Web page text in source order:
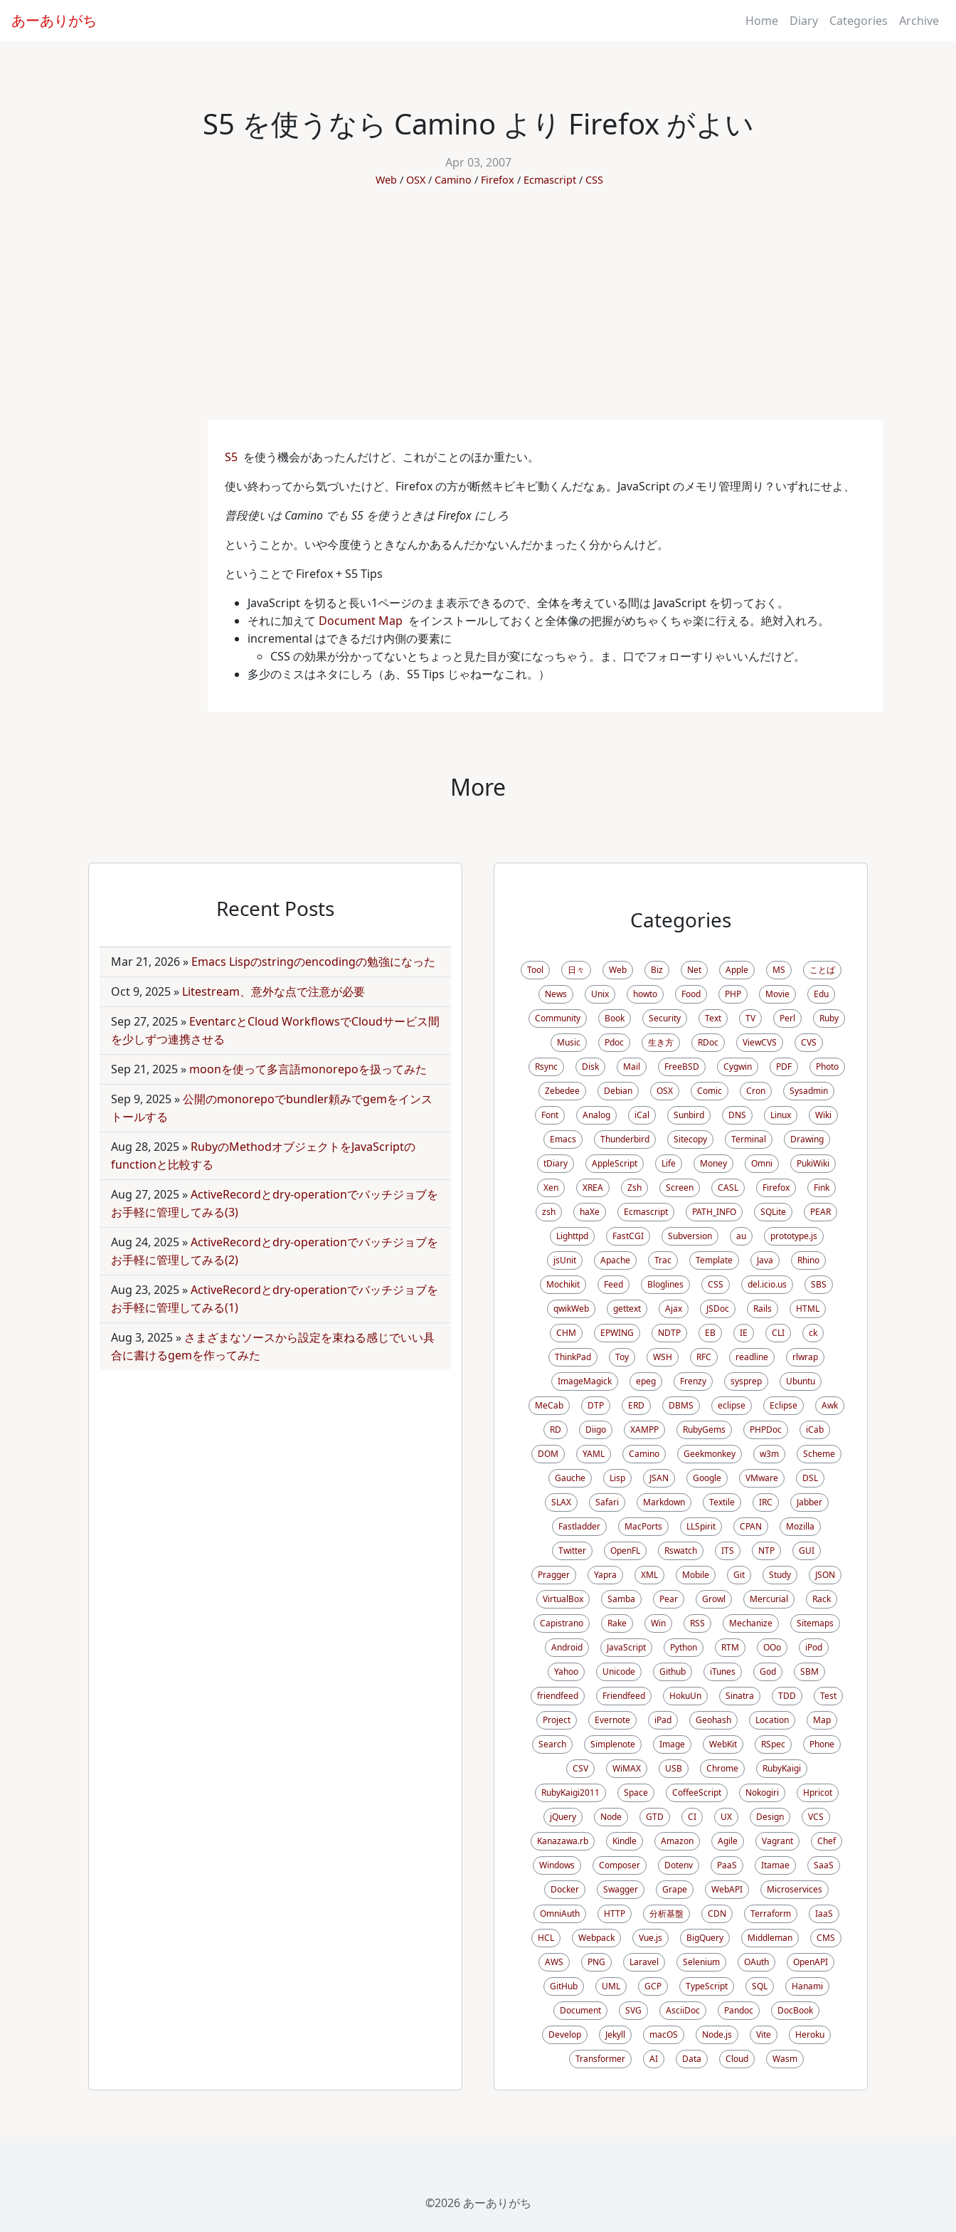
あーありがち Home Diary Categories Archive
S5 を使うなら Camino より Firefox がよい
Apr 03, 2007
Web OSX Camino Firefox Ecmascript CSS
S5 を使う機会があったんだけど、これがことのほか重たい。
使い終わってから気づいたけど、Firefox の方が断然キビキビ動くんだなぁ。JavaScript のメモリ管理周り？いずれにせよ、
普段使いは Camino でも S5 を使うときは Firefox にしろ
ということか。いや今度使うときなんかあるんだかないんだかまったく分からんけど。
ということで Firefox + S5 Tips
JavaScript を切ると長い1ページのまま表示できるので、全体を考えている間は JavaScript を切っておく。
それに加えて Document Map をインストールしておくと全体像の把握がめちゃくちゃ楽に行える。絶対入れろ。
incremental はできるだけ内側の要素に
CSS の効果が分かってないとちょっと見た目が変になっちゃう。ま、口でフォローすりゃいいんだけど。
多少のミスはネタにしろ（あ、S5 Tips じゃねーなこれ。）
More
Recent Posts
Mar 21, 2026» Emacs Lispのstringのencodingの勉強になった
Oct 9, 2025» Litestream、意外な点で注意が必要
Sep 27, 2025» EventarcとCloud WorkflowsでCloudサービス間
を少しずつ連携させる
Sep 21, 2025» moonを使って多言語monorepoを扱ってみた
Sep 9, 2025»公開のmonorepoでbundler頼みでgemをインス
トールする
Aug 28, 2025» RubyのMethodオブジェクトをJavaScriptの
functionと比較する
Aug 27, 2025»ActiveRecordとdry-operationでバッチジョブを
お手軽に管理してみる(3)
Aug 24, 2025»ActiveRecordとdry-operationでバッチジョブを
お手軽に管理してみる(2)
Aug 23, 2025»ActiveRecordとdry-operationでバッチジョブを
お手軽に管理してみる(1)
Aug 3, 2025» さまざまなソースから設定を束ねる感じでいい具
合に書けるgemを作ってみた
Categories
Tool 日々 Web Biz Net Apple MS
ことば
News
Unix howto Food PHP Movie
Edu
Community
Book Security Text TV Perl
Ruby
Music
Pdoc 生き方 RDoc ViewCVS
CVS
Rsync
Disk Mail FreeBSD Cygwin PDF
Photo
Zebedee
Debian OSX Comic Cron
Sysadmin
Font
Analog iCal Sunbird DNS Linux
Wiki
Emacs
Thunderbird Sitecopy Terminal
Drawing
tDiary
AppleScript Life Money Omni
PukiWiki
Xen
XREA Zsh Screen CASL Firefox
Fink
zsh
haXe Ecmascript PATH_INFO SQLite
PEAR
Lighttpd
FastCGI Subversion au
prototype.js
jsUnit
Apache Trac Template Java
Rhino
Mochikit
Feed Bloglines CSS del.icio.us
SBS
qwikWeb
gettext Ajax JSDoc Rails
HTML
CHM
EPWING NDTP EB IE CLI
ck
ThinkPad
Toy WSH RFC readline
rlwrap
ImageMagick
epeg Frenzy sysprep
Ubuntu
MeCab
DTP ERD DBMS eclipse Eclipse
Awk
RD
Diigo XAMPP RubyGems PHPDoc
iCab
DOM
YAML Camino Geekmonkey w3m
Scheme
Gauche
Lisp JSAN Google VMware
DSL
SLAX
Safari Markdown Textile IRC
Jabber
Fastladder
MacPorts LLSpirit CPAN
Mozilla
Twitter
OpenFL Rswatch ITS NTP
GUI
Pragger
Yapra XML Mobile Git Study
JSON
VirtualBox
Samba Pear Growl Mercurial
Rack
Capistrano
Rake Win RSS Mechanize
Sitemaps
Android
JavaScript Python RTM OOo
iPod
Yahoo
Unicode Github iTunes God
SBM
friendfeed
Friendfeed HokuUn Sinatra TDD
Test
Project
Evernote iPad Geohash Location
Map
Search
Simplenote Image WebKit RSpec
Phone
CSV
WiMAX USB Chrome
RubyKaigi
RubyKaigi2011
Space CoffeeScript Nokogiri
Hpricot
jQuery
Node GTD CI UX Design
VCS
Kanazawa.rb
Kindle Amazon Agile Vagrant
Chef
Windows
Composer Dotenv PaaS Itamae
SaaS
Docker
Swagger Grape WebAPI
Microservices
OmniAuth
HTTP 分析基盤 CDN Terraform
IaaS
HCL
Webpack Vue.js BigQuery Middleman
CMS
AWS
PNG Laravel Selenium OAuth
OpenAPI
GitHub
UML GCP TypeScript SQL
Hanami
Document
SVG AsciiDoc Pandoc
DocBook
Develop
Jekyll macOS Node.js Vite
Heroku
Transformer
AI Data Cloud Wasm
©2026 あーありがち